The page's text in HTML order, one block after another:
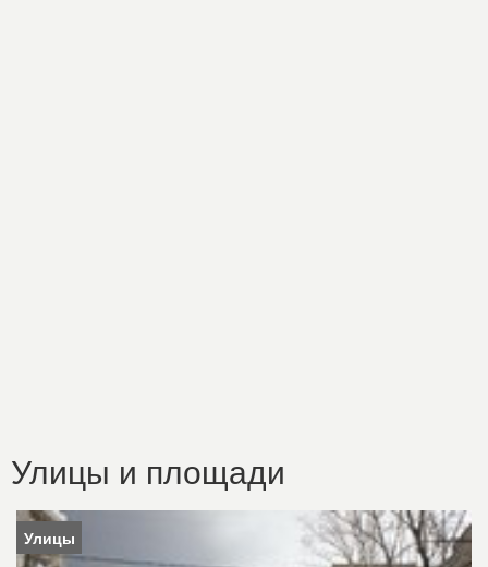
Улицы и площади
Улицы